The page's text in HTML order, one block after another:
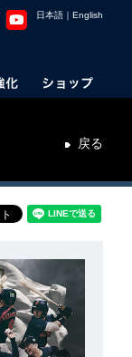
日本語 ｜ English
戻る